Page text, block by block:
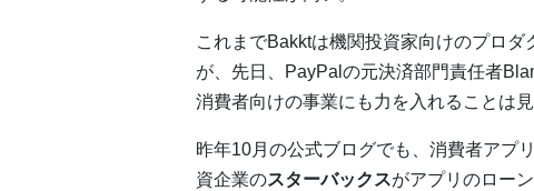
これまでBakktは機関投資家向けのプロ
が、先日、PayPalの元決済部門責任者
消費者向けの事業にも力を入れることは見
昨年10月の公式ブログでも、消費者アプ
資企業のスターバックスがアプリのロー